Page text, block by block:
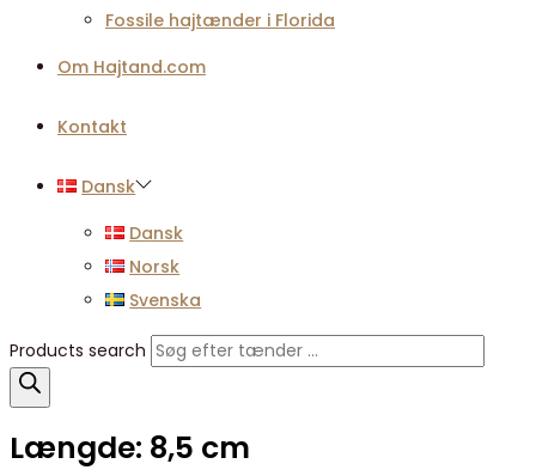
Fossile hajtænder i Florida
Om Hajtand.com
Kontakt
Dansk
Dansk
Norsk
Svenska
Products search
Længde: 8,5 cm